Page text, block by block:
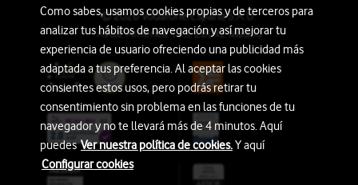
© 2026 Vodafone España S.A.U.
Avda. América 115, 28042 Madrid
Como sabes, usamos cookies propias y de terceros para
analizar tus hábitos de navegación y así mejorar tu
experiencia de usuario ofreciendo una publicidad más
adaptada a tus preferencia. Al aceptar las cookies
consientes estos usos, pero podrás retirar tu
consentimiento sin problema en las funciones de tu
navegador y no te llevará más de 4 minutos. Aquí
puedesVer nuestra política de cookies.Y aquí
Configurar cookies